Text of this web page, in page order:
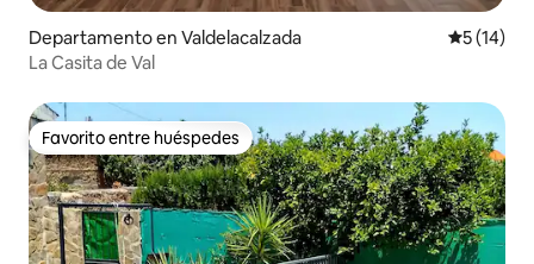
Departamento en Valdelacalzada
5 (14)
La Casita de Val
Favorito entre huéspedes
Favorito entre huéspedes